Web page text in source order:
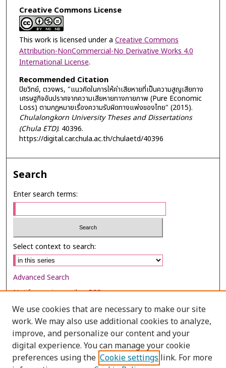
Creative Commons License
This work is licensed under a Creative Commons
Attribution-NonCommercial-No Derivative Works 4.0
International License.
Recommended Citation
ปิยวิทย์, ตวงพร, "แนวคิดในการให้ค่าเสียหายที่เป็นความสูญเสียทาง
เศรษฐกิจอันปราศจากความเสียหายทางกายภาพ (Pure Economic
Loss) ตามกฎหมายเรื่องความรับผิดทางแพ่งของไทย" (2015).
Chulalongkorn University Theses and Dissertations
(Chula ETD). 40396.
https://digital.car.chula.ac.th/chulaetd/40396
Search
Enter search terms:
Select context to search:
Advanced Search
Notify me via email orRSS
Browse
Collections
Disciplines
Authors
We use cookies that are necessary to make our site
work. We may also use additional cookies to analyze,
improve, and personalize our content and your
digital experience. You can manage your cookie
preferences using the Cookie settings link. For more